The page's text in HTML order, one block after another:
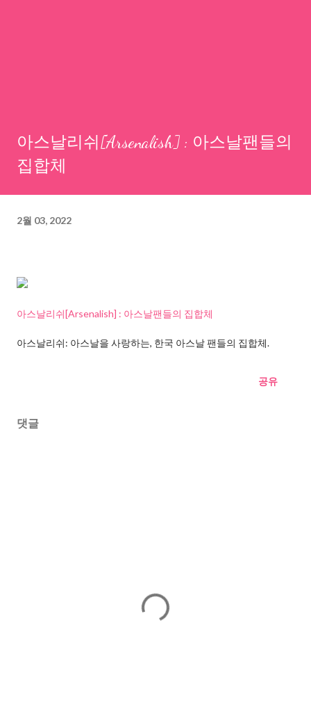
아스날리쉬[Arsenalish] : 아스날팬들의
집합체
2월 03, 2022
아스날리쉬[Arsenalish] : 아스날팬들의 집합체
아스날리쉬: 아스날을 사랑하는, 한국 아스날 팬들의 집합체.
공유
댓글